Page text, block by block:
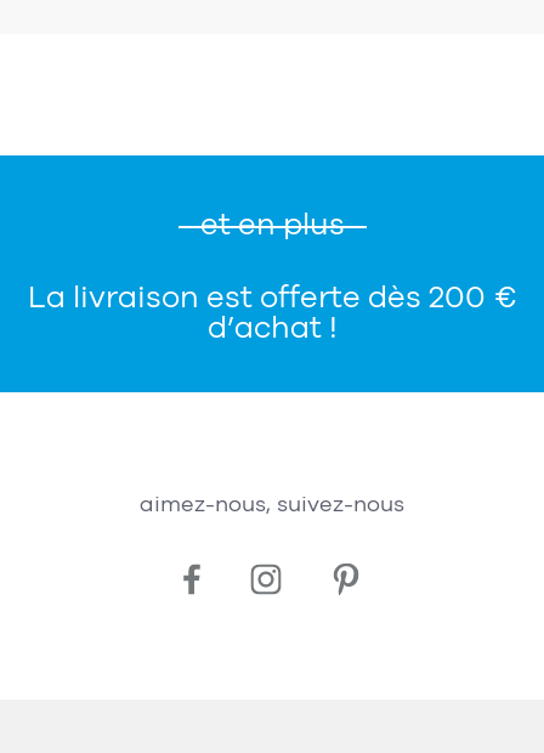
et en plus
La livraison est offerte dès 200 €
d’achat !
aimez-nous, suivez-nous